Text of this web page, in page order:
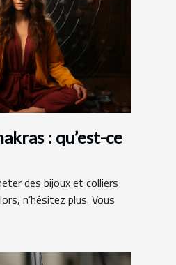
: qu’est-ce
des bijoux et colliers
n’hésitez plus. Vous